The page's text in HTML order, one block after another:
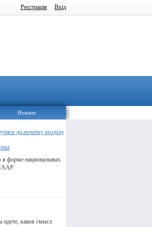
Реєстрація Вхід
Новини
до початку розділу
в форме национальных
идете, каков смысл